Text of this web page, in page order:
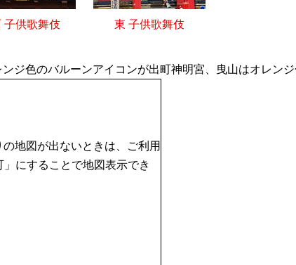
子供歌舞伎 東 子供歌舞伎
ジ色のバルーンアイコンが出町神明宮、曳山はオレン
地図が出ないときは、ご利用
」にすることで地図表示でき